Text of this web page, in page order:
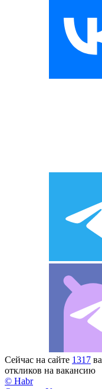
Сейчас на сайте 1317
откликов на вакансию
© Habr